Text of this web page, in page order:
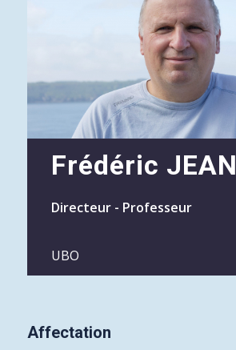
Frédéric JEAN
Directeur - Professeur
UBO
Affectation